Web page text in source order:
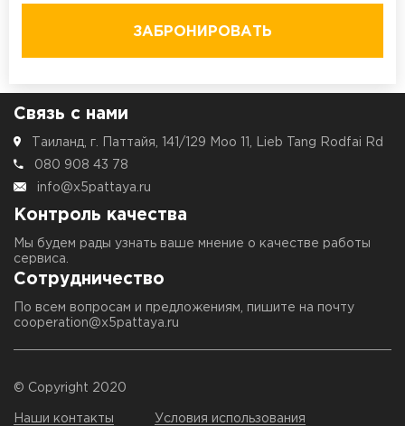
ЗАБРОНИРОВАТЬ
Связь с нами
Таиланд, г. Паттайя, 141/129 Moo 11, Lieb Tang Rodfai Rd
080 908 43 78
info@x5pattaya.ru
Контроль качества
Мы будем рады узнать ваше мнение о качестве работы
сервиса.
Сотрудничество
По всем вопросам и предложениям, пишите на почту
cooperation@x5pattaya.ru
© Copyright 2020
Наши контакты Условия использования